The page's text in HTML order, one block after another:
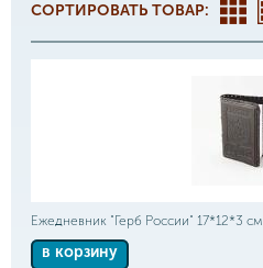
СОРТИРОВАТЬ ТОВАР:
Ежедневник "Герб России" 17*12*3 см
в корзину